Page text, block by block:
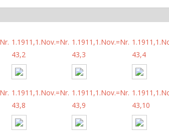
1.1911,1.Nov.=Nr.
43,2
1.1911,1.Nov.=Nr.
43,3
43,4
1.1911,1.Nov.=Nr.
43,8
1.1911,1.Nov.=Nr.
43,9
43,10